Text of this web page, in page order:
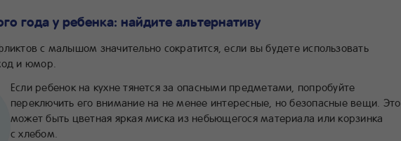
года у ребенка: найдите альтернативу
с малышом значительно сократится, если вы будете использовать
и юмор.
Если ребенок на кухне тянется за опасными предметами, попробуйте
переключить его внимание на не менее интересные, но безопасные вещи. Это
может быть цветная яркая миска из небьющегося материала или корзинка
с хлебом.